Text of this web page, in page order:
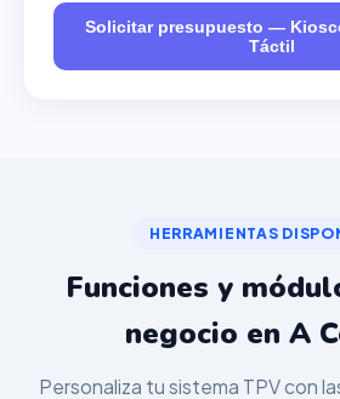
Solicitar presupuesto —
Táctil
HERRAMIENTAS
Funciones y
negocio en A
Personaliza tu sistema TPV con